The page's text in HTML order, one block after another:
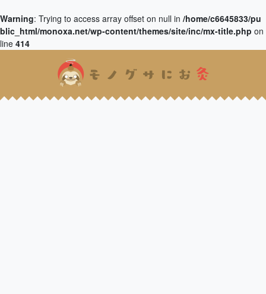
Warning: Trying to access array offset on null in /home/c6645833/pu
blic_html/monoxa.net/wp-content/themes/site/inc/mx-title.php on
line 414